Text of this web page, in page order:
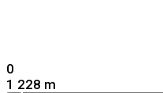
0
1 228 m